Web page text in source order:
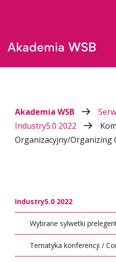
Akademia WSB
Industry5.0 2022
Organizacyjny/Organizing
Industry5.0 2022
Wybrane sylwetki
Tematyka konferencji /